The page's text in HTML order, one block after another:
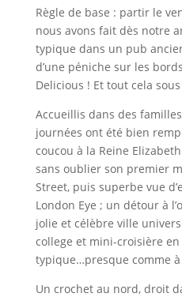
Règle de base : partir le
nous avons fait dès notre
typique dans un pub
d’une péniche sur les
Delicious ! Et tout cela
Accueillis dans des
journées ont été bien
coucou à la Reine
sans oublier son premier
Street, puis superbe vue
London Eye ; un détour à
jolie et célèbre ville
college et mini-croisière
typique…presque comme à
Un crochet au nord, droit